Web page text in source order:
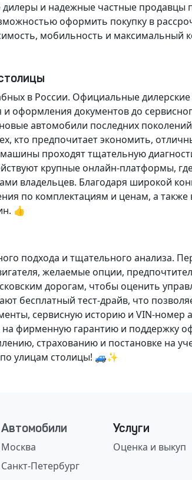
и надежные частные продавцы
оформить покупку в
мобильность и максимальный
в России. Официальные
оформления документов до
автомобили последних
кто предпочитает экономить,
проходят тщательную
крупные онлайн-платформы,
владельцев. Благодаря широкой
по комплектациям и ценам, а также
👍
подхода и тщательного анализа.
желаемые опции,
дорогам, чтобы оценить
бесплатный тест-драйв, что
сервисную историю и VIN-номер
фирменную гарантию и поддержку
страхованию и постановке на
улицам столицы! 🚙✨
Автомобили
Москва
Санкт-Петербург
Услуги
Оценка и выкуп